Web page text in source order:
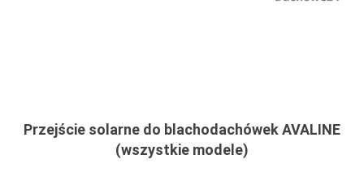
Przejście solarne do blachodachówek AVALINE
(wszystkie modele)